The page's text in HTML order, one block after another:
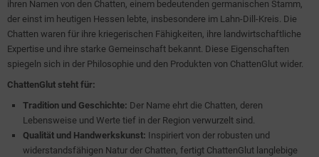
ihren Namen von den Chatten, einem bedeutenden germanischen Stamm,
der einst im heutigen Hessen lebte, insbesondere im Lahn-Dill-Kreis. Die
Chatten waren für ihre kriegerischen Fähigkeiten, ihre landwirtschaftliche
Expertise und ihre starke Gemeinschaft bekannt. Diese Eigenschaften
spiegeln sich in der Philosophie und den Produkten von ChattenGlut wider.
ChattenGlut steht für:
Tradition und Geschichte: Der Name ehrt die Chatten, deren
Lebensweise und Werte tief in der Region verwurzelt sind.
Qualität und Handwerkskunst: Inspiriert von der robusten und
widerstandsfähigen Natur der Chatten, fertigt ChattenGlut langlebige